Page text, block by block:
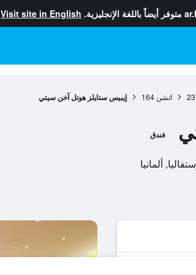
متوفر أيضاً باللغة الإنجليزية. Visit site in English
اتشن 164 إيبيس ستايلز هوتل آخن سيتي
فندق